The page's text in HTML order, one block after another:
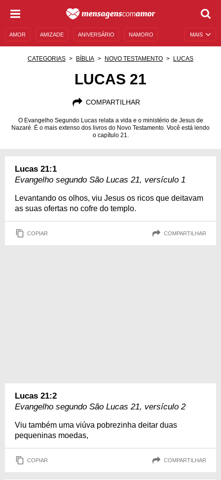
MAIS
AMOR AMIZADE ANIVERSÁRIO NAMORO
CATEGORIAS BÍBLIA NOVO TESTAMENTO LUCAS
LUCAS 21
COMPARTILHAR
O Evangelho Segundo Lucas relata a vida e o ministério de Jesus de
Nazaré. É o mais extenso dos livros do Novo Testamento. Você está lendo
o capítulo 21.
Lucas 21:1
Evangelho segundo São Lucas 21, versículo 1
Levantando os olhos, viu Jesus os ricos que deitavam
as suas ofertas no cofre do templo.
COPIAR COMPARTILHAR
Lucas 21:2
Evangelho segundo São Lucas 21, versículo 2
Viu também uma viúva pobrezinha deitar duas
pequeninas moedas,
COPIAR COMPARTILHAR